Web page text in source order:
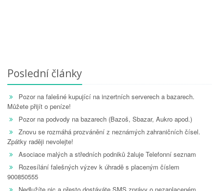
Poslední články
Pozor na falešné kupující na inzertních serverech a bazarech.
Můžete přijít o peníze!
Pozor na podvody na bazarech (Bazoš, Sbazar, Aukro apod.)
Znovu se rozmáhá prozvánění z neznámých zahraničních čísel.
Zpátky raději nevolejte!
Asociace malých a středních podniků žaluje Telefonní seznam
Rozesílání falešných výzev k úhradě s placeným číslem
900850555